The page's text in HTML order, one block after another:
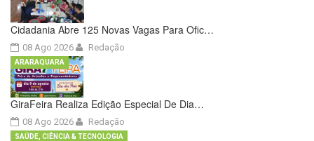
Cidadania Abre 125 Novas Vagas Para Ofic…
08 Ago 2026 Redação
GiraFeira Realiza Edição Especial De Dia…
08 Ago 2026
ARARAQUARA
Redação
SAÚDE, CIÊNCIA & TECNOLOGIA